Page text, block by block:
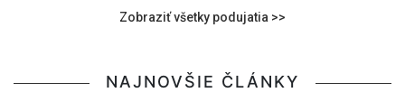
Zobraziť všetky podujatia >>
NAJNOVŠIE ČLÁNKY